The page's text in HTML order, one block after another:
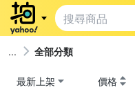
全部分類
最新上架 價格